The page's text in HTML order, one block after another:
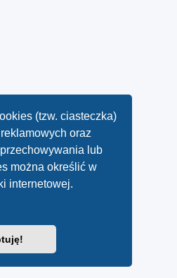
(tzw. ciasteczka)
oraz
lub
można określić w
internetowej.